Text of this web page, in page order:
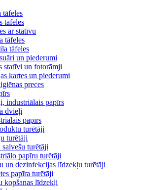
tāfeles
tāfeles
ar statīvu
tāfeles
tāfeles
un piederumi
statīvi un fotorāmji
kartes un piederumi
preces
industriālais papīrs
dvieļi
papīrs
turētāji
turētāji
turētāji
papīru turētāji
un dezinfekcijas līdzekļu turētāji
papīra turētāji
kopšanas līdzekļi